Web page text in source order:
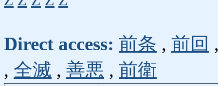
Direct access: 前条 , 前回
, 全滅 , 善悪 , 前衛